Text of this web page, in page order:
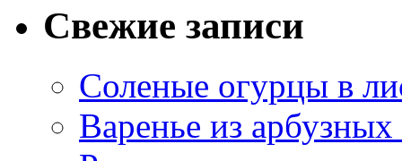
Свежие записи
Соленые огурцы в
Варенье из